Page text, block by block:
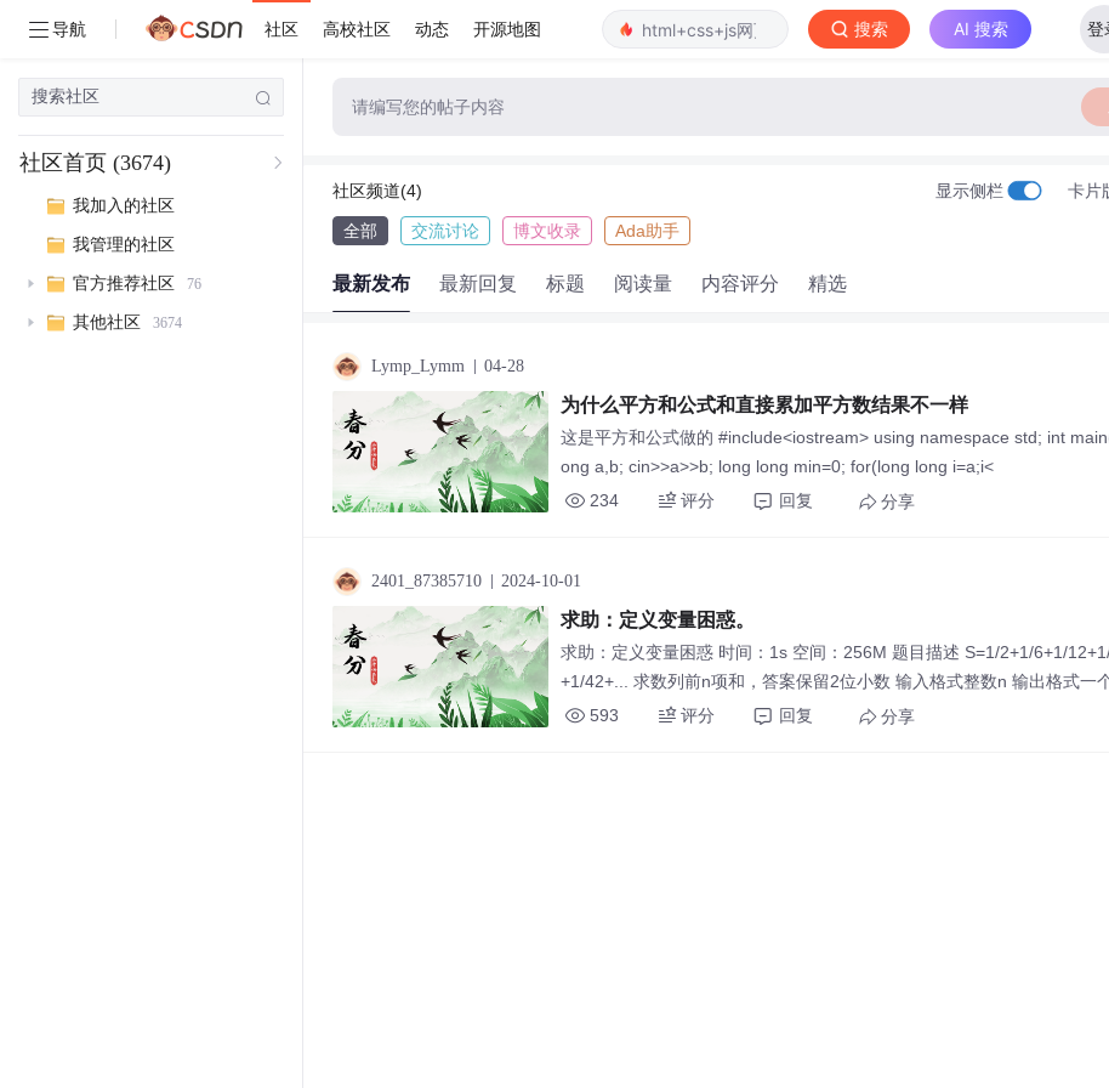
导航 社区 高校社区 动态 开源地图 搜索 AI 搜索 登
社区首页 (3674)
我加入的社区
我管理的社区
官方推荐社区 76
其他社区 3674
请编写您的帖子内容
社区频道(4) 显示侧栏 卡片
全部 交流讨论 博文收录 Ada助手
最新发布 最新回复 标题 阅读量 内容评分 精选
Lymp_Lymm 04-28
为什么平方和公式和直接累加平方数结果不一样
这是平方和公式做的 #include<iostream> using namespace std; int
ong a,b; cin>>a>>b; long long min=0; for(long long i=a;i<
234
评分 回复 分享
2401_87385710 2024-10-01
求助：定义变量困惑。
求助：定义变量困惑 时间：1s 空间：256M 题目描述 S=1/2+1/6+1/
+1/42+... 求数列前n项和，答案保留2位小数 输入格式整数n 输出格式一
样例输入10 样例输出0.91 约定1<=n<=10
593 评分 回复 分享